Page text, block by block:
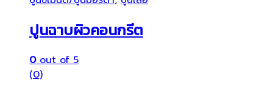
ปูนฉาบผิวคอนกรีต
0out of 5
(0)